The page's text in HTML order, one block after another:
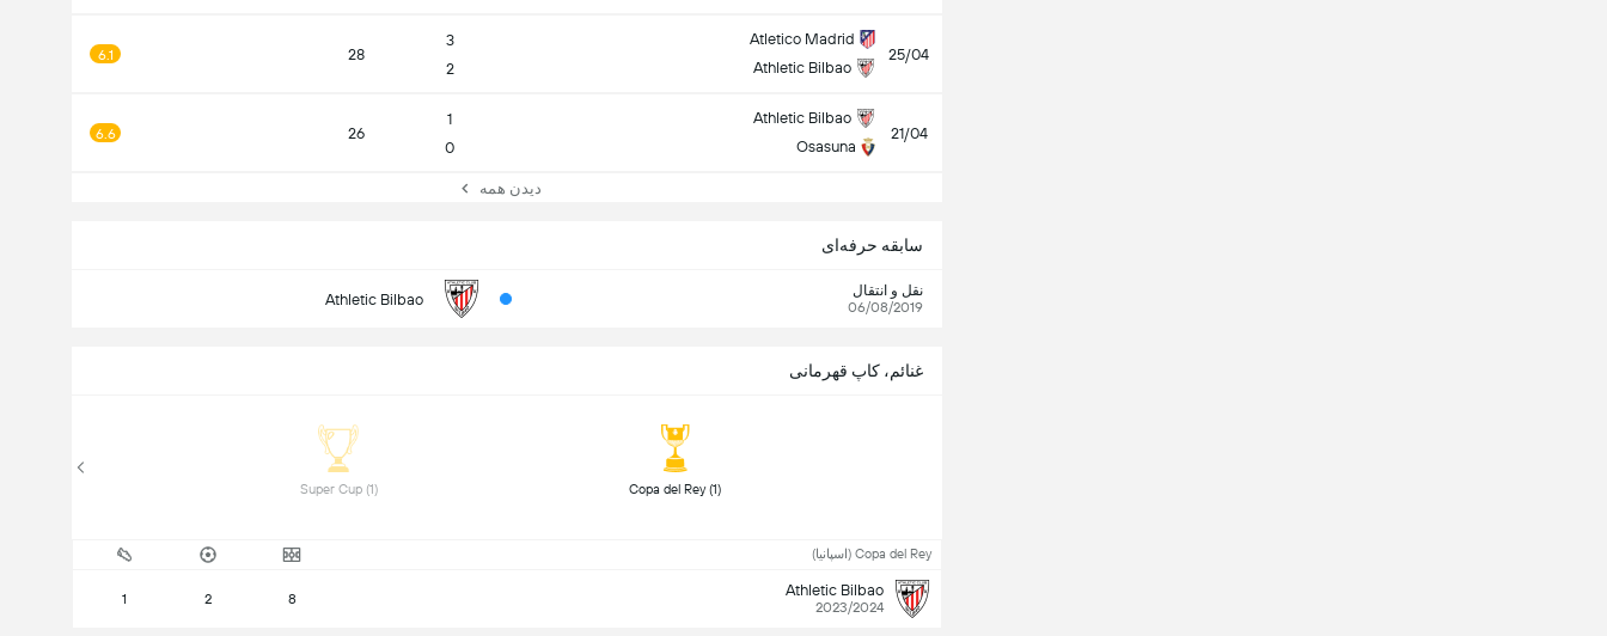
25/04
Atletico Madrid
Athletic Bilbao
3
2
28
6.1
21/04
Athletic Bilbao
Osasuna
1
0
26
6.6
دیدن همه
سابقه حرفه‌ای
نقل و انتقال
06/08/2019
Athletic Bilbao
غنائم، کاپ قهرمانی
Super Cup (1)
Copa del Rey (اسپانیا)
Athletic Bilbao
2023/2024
8
2
1